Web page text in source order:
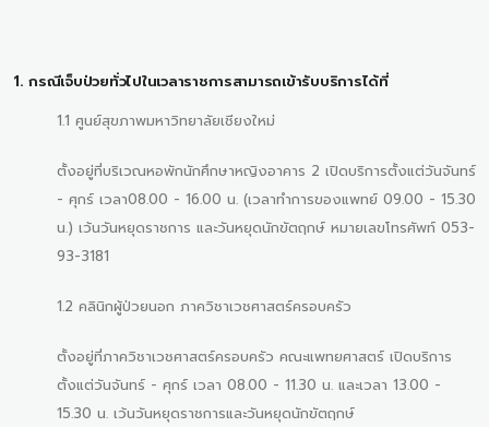
1. กรณีเจ็บป่วยทั่วไปในเวลาราชการสามารถเข้ารับบริการได้ที่
1.1 ศูนย์สุขภาพมหาวิทยาลัยเชียงใหม่
ตั้งอยู่ที่บริเวณหอพักนักศึกษาหญิงอาคาร 2 เปิดบริการตั้งแต่วันจันทร์
- ศุกร์ เวลา08.00 - 16.00 น. (เวลาทำการของแพทย์ 09.00 - 15.30
น.) เว้นวันหยุดราชการ และวันหยุดนักขัตฤกษ์ หมายเลขโทรศัพท์ 053-
93-3181
1.2 คลินิกผู้ป่วยนอก ภาควิชาเวชศาสตร์ครอบครัว
ตั้งอยู่ที่ภาควิชาเวชศาสตร์ครอบครัว คณะแพทยศาสตร์ เปิดบริการ
ตั้งแต่วันจันทร์ - ศุกร์ เวลา 08.00 - 11.30 น. และเวลา 13.00 -
15.30 น. เว้นวันหยุดราชการและวันหยุดนักขัตฤกษ์